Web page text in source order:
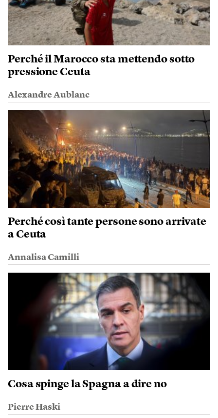
Perché il Marocco sta mettendo sotto
pressione Ceuta
Alexandre Aublanc
Perché così tante persone sono arrivate
a Ceuta
Annalisa Camilli
Cosa spinge la Spagna a dire no
Pierre Haski